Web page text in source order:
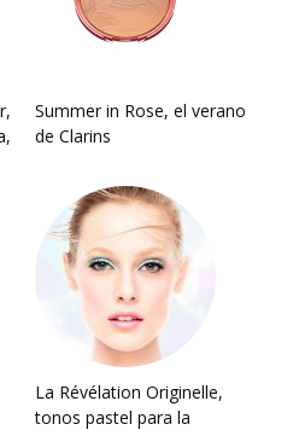
Summer in Rose, el verano
de Clarins
La Révélation Originelle,
tonos pastel para la